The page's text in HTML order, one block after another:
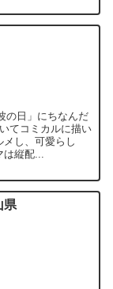
の日」にちなんだ
てコミカルに描い
し、可愛らし
は縦配...
県